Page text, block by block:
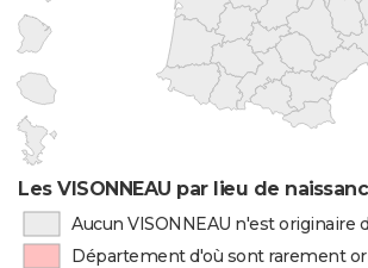
Les VISONNEAU par lieu de
Aucun VISONNEAU n'est originaire
Département d'où sont rarement